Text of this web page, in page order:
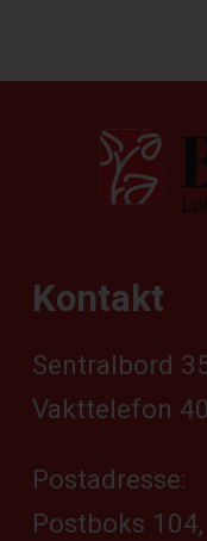
Kontakt
Sentralbord
Vakttelefon
Postadresse:
Postboks 104,